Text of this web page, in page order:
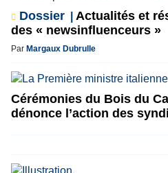
Dossier
Actualités et
des « newsinfluenceurs »
Par Margaux Dubrulle
Cérémonies du Bois du
dénonce l’action des